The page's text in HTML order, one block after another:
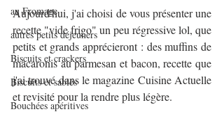
au Fromage
autres petits déjeuners
Biscuits et crackers
Biscuits et sablés
Bouchées apéritives
Aujourd'hui, j'ai choisi de vous présenter une
recette "vide frigo" un peu régressive lol, que
petits et grands apprécieront : des muffins de
macaronis au parmesan et bacon, recette que
j'ai trouvé dans le magazine Cuisine Actuelle
et revisité pour la rendre plus légère.